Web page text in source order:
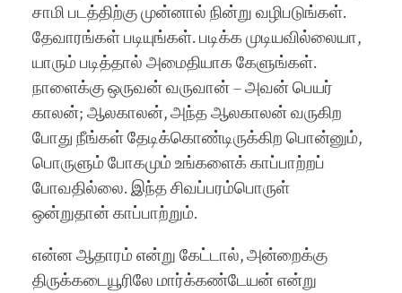
சாமி படத்திற்கு முன்னால் நின்று வழிபடுங்கள்.
தேவாரங்கள் படியுங்கள். படிக்க முடியவில்லையா,
யாரும் படித்தால் அமைதியாக கேளுங்கள்.
நாளைக்கு ஒருவன் வருவான் – அவன் பெயர்
காலன்; ஆலகாலன், அந்த ஆலகாலன் வருகிற
போது நீங்கள் தேடிக்கொண்டிருக்கிற பொன்னும்,
பொருளும் போகமும் உங்களைக் காப்பாற்றப்
போவதில்லை. இந்த சிவப்பரம்பொருள்
ஒன்றுதான் காப்பாற்றும்.
என்ன ஆதாரம் என்று கேட்டால், அன்றைக்கு
திருக்கடையூரிலே மார்க்கண்டேயன் என்று